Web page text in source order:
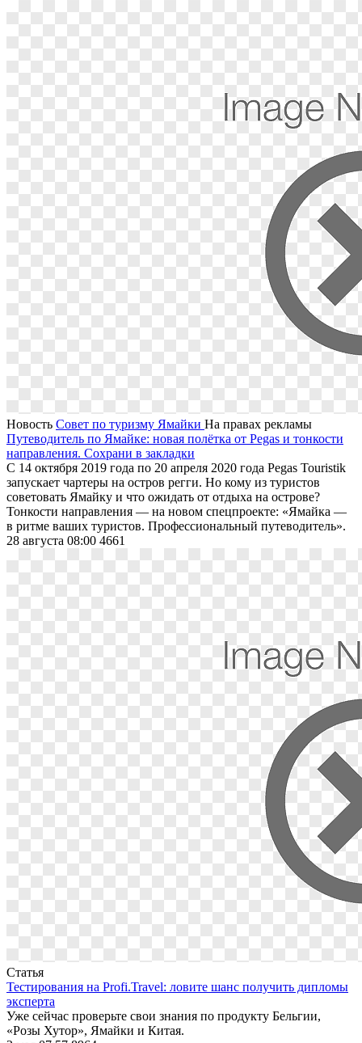
Новость Совет по туризму Ямайки На правах рекламы
Путеводитель по Ямайке: новая полётка от Pegas и тонкости
направления. Сохрани в закладки
С 14 октября 2019 года по 20 апреля 2020 года Pegas Touristik
запускает чартеры на остров регги. Но кому из туристов
советовать Ямайку и что ожидать от отдыха на острове?
Тонкости направления — на новом спецпроекте: «Ямайка —
в ритме ваших туристов. Профессиональный путеводитель».
28 августа 08:00 4661
Статья
Тестирования на Profi.Travel: ловите шанс получить дипломы
эксперта
Уже сейчас проверьте свои знания по продукту Бельгии,
«Розы Хутор», Ямайки и Китая.